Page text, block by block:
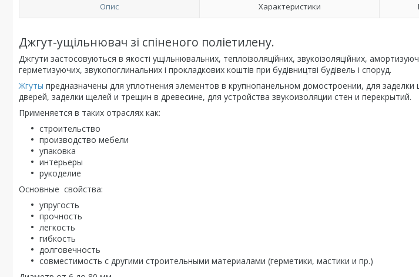
Опис Характеристики
Джгут-ущільнювач зі спіненого поліетилену.
Джгути застосовуються в якості ущільнювальних, теплоізоляційних, звукоізоляційних,
герметизуючих, звукопоглинальних і прокладкових коштів при будівництві будівель і споруд.
Жгуты предназначены для уплотнения элементов в крупнопанельном домостроении, для заделки
дверей, заделки щелей и трещин в древесине, для устройства звукоизоляции стен и перекрытий.
Применяется в таких отраслях как:
строительство
производство мебели
упаковка
интерьеры
рукоделие
Основные свойства:
упругость
прочность
легкость
гибкость
долговечность
совместимость с другими строительными материалами (герметики, мастики и пр.)